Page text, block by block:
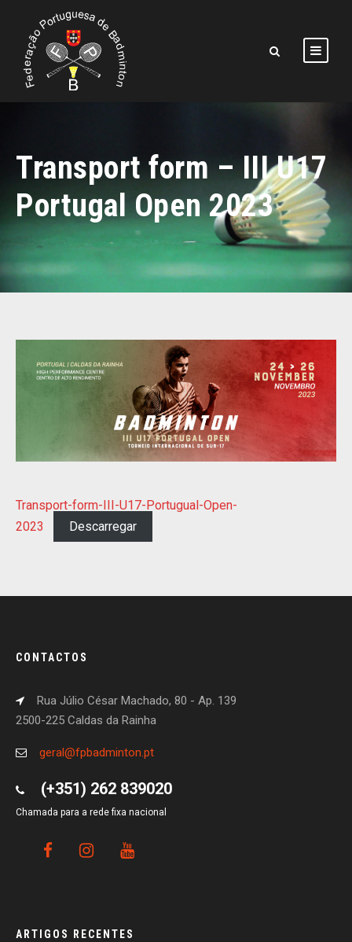
Transport form – III U17
Portugal Open 2023
Transport-form-III-U17-Portugual-Open-
2023
Descarregar
CONTACTOS
Rua Júlio César Machado, 80 - Ap. 139
2500-225 Caldas da Rainha
geral@fpbadminton.pt
(+351) 262 839020
Chamada para a rede fixa nacional
ARTIGOS RECENTES